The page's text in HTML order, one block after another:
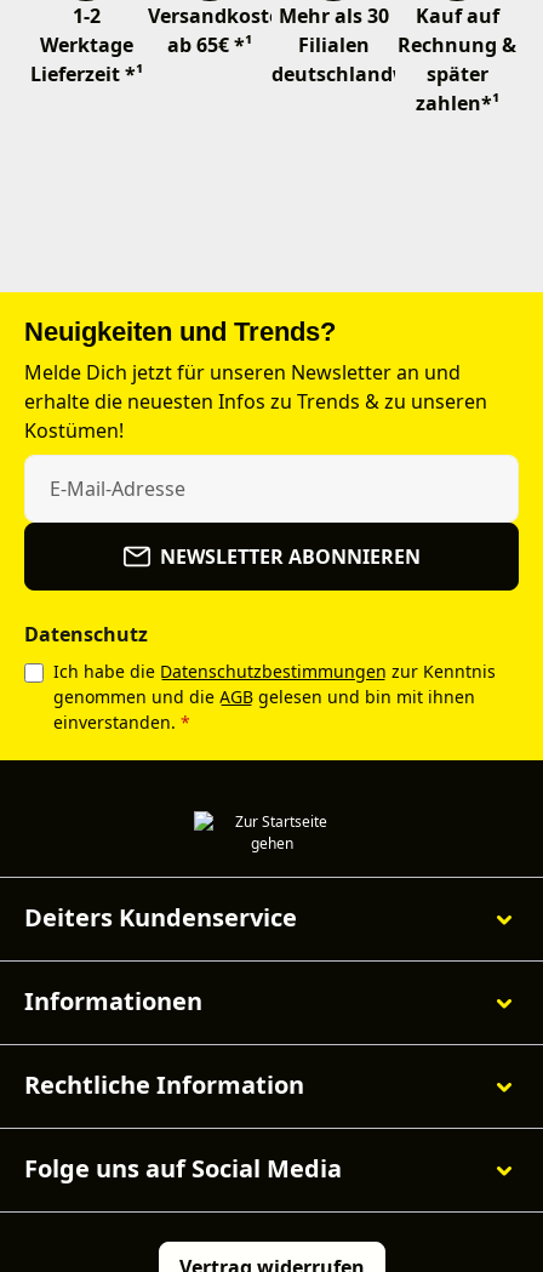
1-2
Werktage
Lieferzeit *¹
Versandkostenfrei
ab 65€ *¹
Mehr als 30
Filialen
deutschlandweit
Kauf auf
Rechnung &
später
zahlen*¹
Neuigkeiten und Trends?
Melde Dich jetzt für unseren Newsletter an und
erhalte die neuesten Infos zu Trends & zu unseren
Kostümen!
NEWSLETTER ABONNIEREN
Datenschutz
Ich habe die Datenschutzbestimmungen zur Kenntnis
genommen und die AGB gelesen und bin mit ihnen
einverstanden. *
Deiters Kundenservice
Informationen
Rechtliche Information
Folge uns auf Social Media
Vertrag widerrufen